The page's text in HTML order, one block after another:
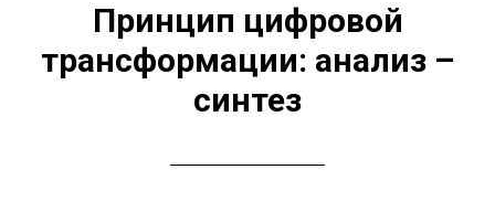
Принцип цифровой
трансформации: анализ –
синтез